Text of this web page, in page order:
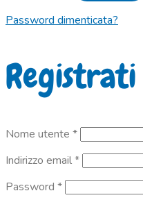
Password dimenticata?
Registrati
Nome utente *Richiesto
Indirizzo email*Richiesto
Password *Richiesto